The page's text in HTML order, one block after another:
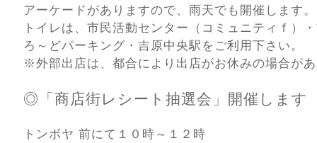
アーケードがありますので、雨天でも開催します。
トイレは、市民活動センター（コミュニティｆ）
ろ～どパーキング・吉原中央駅をご利用下さい。
※外部出店は、都合により出店がお休みの場合が
◎「商店街レシート抽選会」開催します
トンボヤ 前にて１０時～１２時